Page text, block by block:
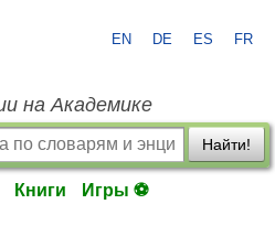
EN DE ES FR
на Академике
Найти!
Книги Игры ⚽